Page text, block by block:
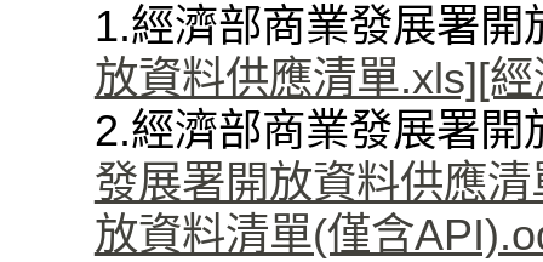
1.經濟部商業發展署開
放資料供應清單.xls][
2.經濟部商業發展署
發展署開放資料供應
放資料清單(僅含